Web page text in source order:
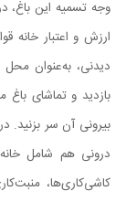
وجه تسمیه این باغ،
ارزش و اعتبار خانه
دیدنی، به‌عنوان
بازدید و تماشای
بیرونی آن سر بزنید.
درونی هم شامل
کاشی‌کاری‌ها،